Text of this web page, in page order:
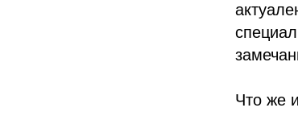
Что же